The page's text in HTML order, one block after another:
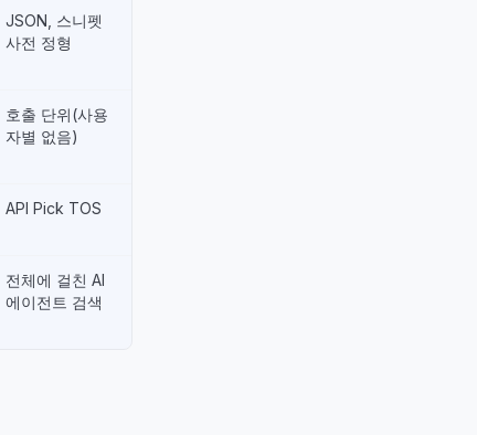
JSON, 스니펫
사전 정형
호출 단위(사용
자별 없음)
API Pick TOS
전체에 걸친 AI
에이전트 검색